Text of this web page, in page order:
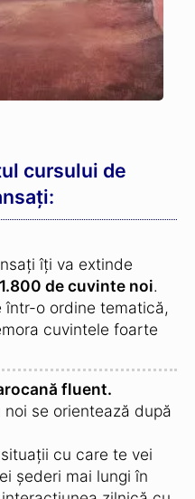
cursului de
îți va extinde
de cuvinte noi.
o ordine tematică,
cuvintele foarte
fluent.
noi se orientează după
cu care te vei
șederi mai lungi în